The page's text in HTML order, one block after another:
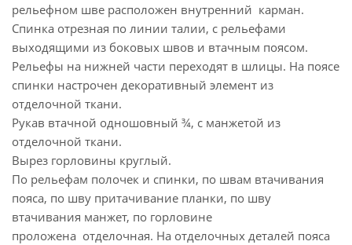
рельефном шве расположен внутренний карман.
Спинка отрезная по линии талии, с рельефами
выходящими из боковых швов и втачным поясом.
Рельефы на нижней части переходят в шлицы. На поясе
спинки настрочен декоративный элемент из
отделочной ткани.
Рукав втачной одношовный ¾, с манжетой из
отделочной ткани.
Вырез горловины круглый.
По рельефам полочек и спинки, по швам втачивания
пояса, по шву притачивание планки, по шву
втачивания манжет, по горловине
проложена отделочная. На отделочных деталей пояса